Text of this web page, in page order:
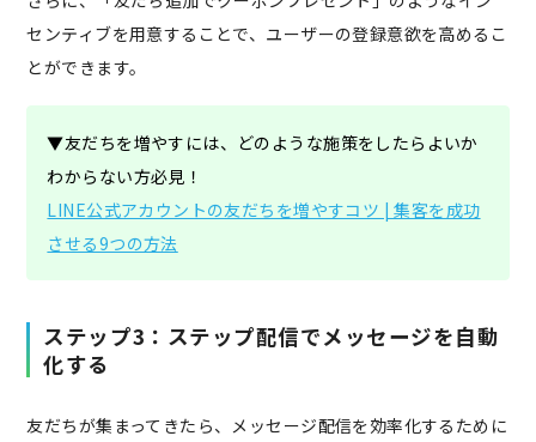
センティブを用意することで、ユーザーの登録意欲を高めるこ
とができます。
▼友だちを増やすには、どのような施策をしたらよいか
わからない方必見！
LINE公式アカウントの友だちを増やすコツ | 集客を成功
させる9つの方法
ステップ3：ステップ配信でメッセージを自動
化する
友だちが集まってきたら、メッセージ配信を効率化するために